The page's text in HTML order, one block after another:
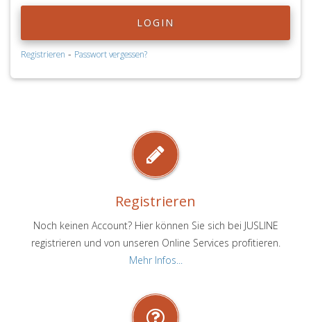
LOGIN
Registrieren - Passwort vergessen?
Registrieren
Noch keinen Account? Hier können Sie sich bei JUSLINE
registrieren und von unseren Online Services profitieren.
Mehr Infos...